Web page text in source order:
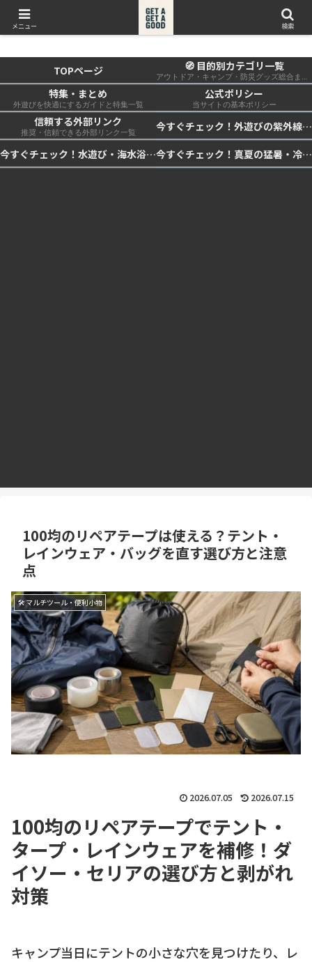
get a get a good
TOPページ 🧭 目的別カテゴリ一覧
アウトドア・キャンプ・防災グッズ総合まとめ
特集・まとめ
外遊びを快適にするガイドと特集一覧
公式ポリシー
当サイトの基本ポリシー
信頼する外部リンク
推奨・信頼できる外部リンク一覧
今すぐチェック！外遊びの紫外線対策・日差し快適化計画｜帽子・日傘・ウェア・日焼け止めを総まとめ☀️🏕️👓
今すぐチェック！水遊び・海水浴の快適化計画｜浮き輪・服装・日陰・安全対策を総まとめ🏖️🌊✨
今すぐチェック！真夏の猛暑・冷却・保冷快適化計画｜外遊び・キャンプ・車中泊の暑さ対策を総まとめ☀️🧊🏕️
100均のリペアテープは使える？テント・
レインウェア・バッグを直す選び方と注意
点
🛠 マルチツール・便利小物
2026.07.05 2026.07.15
100均のリペアテープでテント・
タープ・レインウェアを補修！ダ
イソー・セリアの選び方と剥がれ
対策
キャンプ当日にテントの小さな穴を見つけたり、レ
メニュー 検索